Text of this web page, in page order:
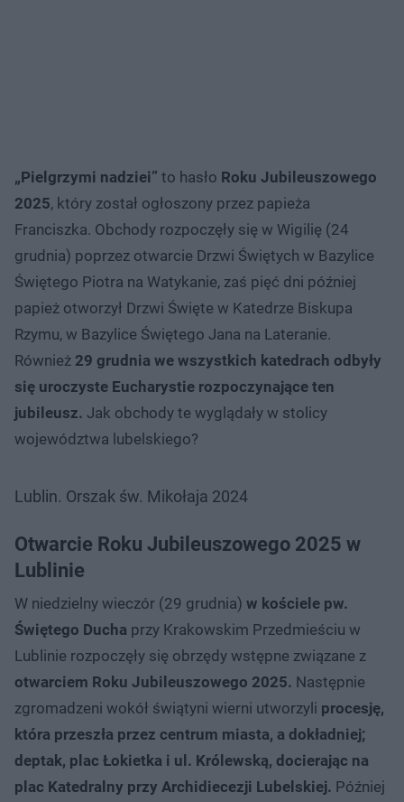
„Pielgrzymi nadziei” to hasło Roku Jubileuszowego
2025, który został ogłoszony przez papieża
Franciszka. Obchody rozpoczęły się w Wigilię (24
grudnia) poprzez otwarcie Drzwi Świętych w Bazylice
Świętego Piotra na Watykanie, zaś pięć dni później
papież otworzył Drzwi Święte w Katedrze Biskupa
Rzymu, w Bazylice Świętego Jana na Lateranie.
Również 29 grudnia we wszystkich katedrach odbyły
się uroczyste Eucharystie rozpoczynające ten
jubileusz. Jak obchody te wyglądały w stolicy
województwa lubelskiego?
Lublin. Orszak św. Mikołaja 2024
Otwarcie Roku Jubileuszowego 2025 w
Lublinie
W niedzielny wieczór (29 grudnia) w kościele pw.
Świętego Ducha przy Krakowskim Przedmieściu w
Lublinie rozpoczęły się obrzędy wstępne związane z
otwarciem Roku Jubileuszowego 2025. Następnie
zgromadzeni wokół świątyni wierni utworzyli procesję,
która przeszła przez centrum miasta, a dokładniej;
deptak, plac Łokietka i ul. Królewską, docierając na
plac Katedralny przy Archidiecezji Lubelskiej. Później